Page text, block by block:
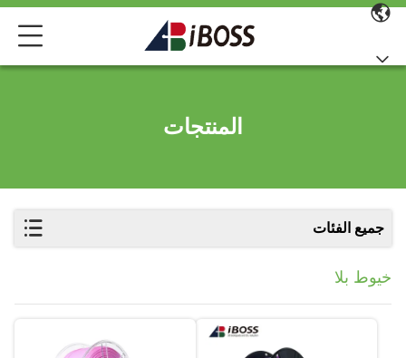
المنتجات
جميع الفئات
خيوط بلا